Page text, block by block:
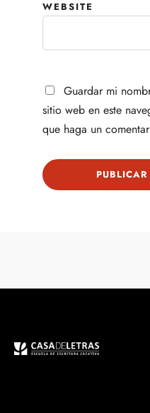
WEBSITE
Guardar mi
sitio web en este
que haga un